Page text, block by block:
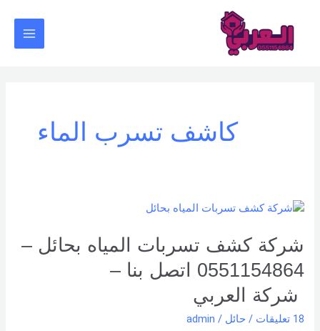
المحتوى
كاشف تسرب الماء
شركة كشف تسربات المياه بحائل –
0551154864 اتصل بنا –
شركة العربي
18 تعليقات / حائل /
admin
شركة
تسربات
المياه
بحائل
0551154864
اتصل